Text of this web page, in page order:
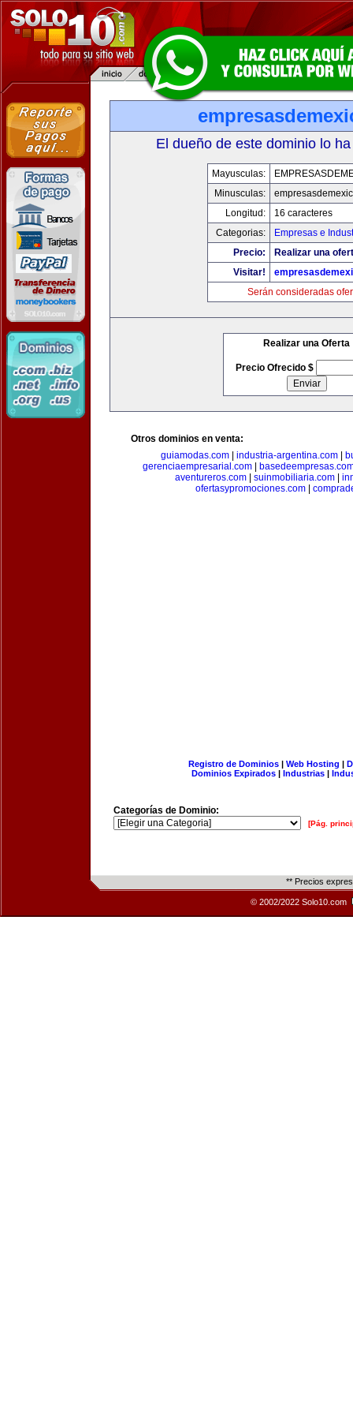
El dueño de este dominio lo
Mayusculas:
Minusculas:
Longitud:
16 caracteres
Categorias:
Empresas e
Precio:
Realizar una
Visitar!
Serán consideradas
Realizar una Oferta
Precio Ofrecido $
Otros dominios en venta:
guiamodas.com| industria-argentina.com|
gerenciaempresarial.com|
aventureros.com| suinmobiliaria.com|
ofertasypromociones.com|
Registro de Dominios| Web Hosting |
Dominios Expirados | Industrias |
Categorías de Dominio:
[Pág.
** Precios
© 2002/2022 Solo10.com